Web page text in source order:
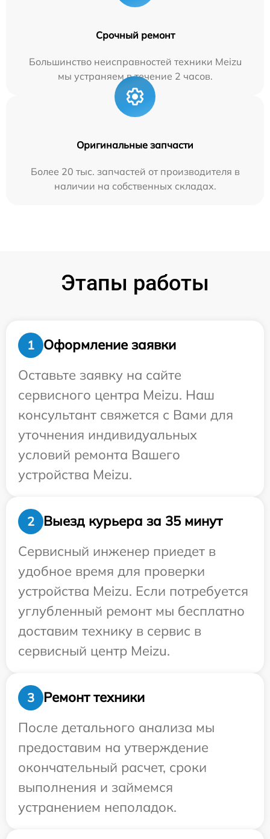
Срочный ремонт
Большинство неисправностей техники Meizu
мы устраняем в течение 2 часов.
Оригинальные запчасти
Более 20 тыс. запчастей от производителя в
наличии на собственных складах.
Этапы работы
1
Оформление заявки
Оставьте заявку на сайте
сервисного центра Meizu. Наш
консультант свяжется с Вами для
уточнения индивидуальных
условий ремонта Вашего
устройства Meizu.
2
Выезд курьера за 35 минут
Сервисный инженер приедет в
удобное время для проверки
устройства Meizu. Если потребуется
углубленный ремонт мы бесплатно
доставим технику в сервис в
сервисный центр Meizu.
3
Ремонт техники
После детального анализа мы
предоставим на утверждение
окончательный расчет, сроки
выполнения и займемся
устранением неполадок.